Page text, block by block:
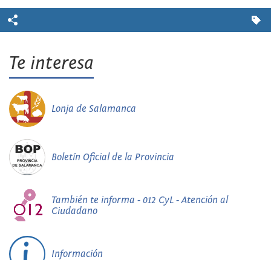
Te interesa
Lonja de Salamanca
Boletín Oficial de la Provincia
También te informa - 012 CyL - Atención al
Ciudadano
Información